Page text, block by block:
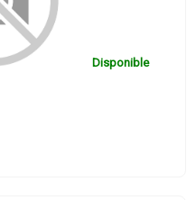
Disponible